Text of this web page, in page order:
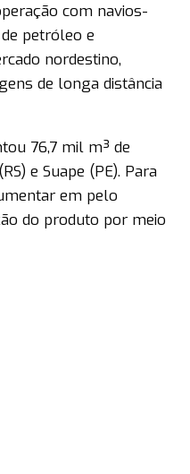
com navios-
petróleo e
nordestino,
de longa distância
76,7 mil m³ de
e Suape (PE). Para
em pelo
do produto por meio